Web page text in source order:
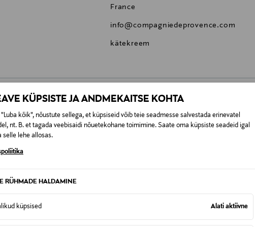
KÜPSISTE JA ANDMEKAITSE KOHTA
"Luba kõik", nõustute sellega, et küpsiseid võib teie seadmesse salvestada erinevatel
nt. B. et tagada veebisaidi nõuetekohane toimimine. Saate oma küpsiste seadeid igal
selle lehe allosas.
RÜHMADE HALDAMINE
küpsised Alati aktiivne
France
info@compagniedeprovence.com
kätekreem
0,00 €
KA